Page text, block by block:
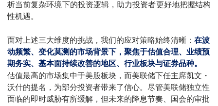
析当前复杂环境下的投资逻辑，助力投资者更好地把握结构
性机遇。
面对上述三大维度的挑战，我们的应对策略始终清晰： 在波
动频繁、变化莫测的市场背景下，聚焦于估值合理、业绩预
期务实、基本面持续改善的地区、行业板块与证券品种。
估值最高的市场集中于美股板块，而美联储下任主席凯文・
沃什的提名，为部分投资者带来了信心。 尽管美联储独立性
面临的即时威胁有所缓解，但未来的降息节奏、国会的审批